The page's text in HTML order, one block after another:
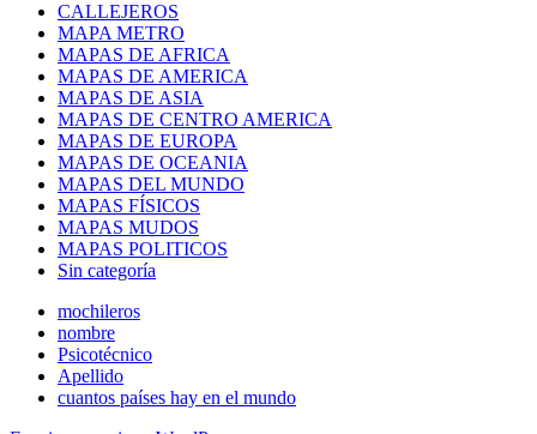
CALLEJEROS
MAPA METRO
MAPAS DE AFRICA
MAPAS DE AMERICA
MAPAS DE ASIA
MAPAS DE CENTRO AMERICA
MAPAS DE EUROPA
MAPAS DE OCEANIA
MAPAS DEL MUNDO
MAPAS FÍSICOS
MAPAS MUDOS
MAPAS POLITICOS
Sin categoría
mochileros
nombre
Psicotécnico
Apellido
cuantos países hay en el mundo